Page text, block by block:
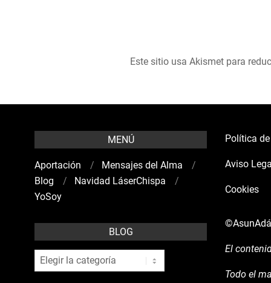
Este sitio usa Akismet para
MENÚ
Aportación
Mensajes del Alma
Blog
Navidad LáserChispa
YoSoy
BLOG
blog
Política
Aviso
Cookies
©AsunAdá
El
Todo el